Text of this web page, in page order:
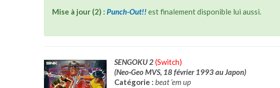
Mise à jour (2) : Punch-Out!!est finalement disponible lui aussi.
SENGOKU 2(Switch)
(Neo·Geo MVS, 18 février 1993 au Japon)
Catégorie : beat ’em up